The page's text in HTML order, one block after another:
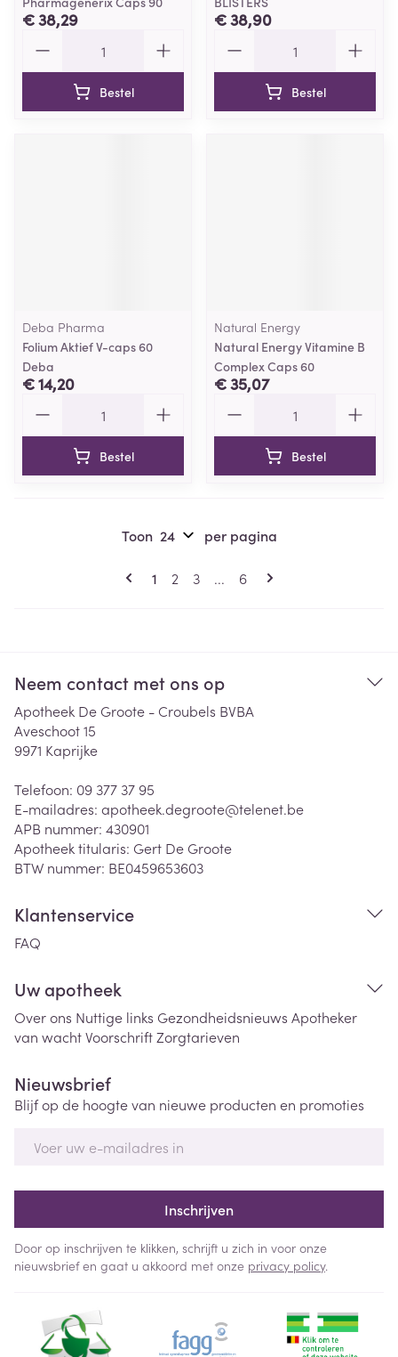
€ 38,29
Bestel
€ 38,90
Bestel
Deba Pharma
Folium Aktief V-caps 60
Deba
€ 14,20
Bestel
Natural Energy
Natural Energy Vitamine B
Complex Caps 60
€ 35,07
Bestel
Pagina's
U lees momenteel pagina
1 Pagina
2 Pagina
3 ... Pagina
6
Toon per pagina
Neem contact met ons op
Apotheek De Groote - Croubels BVBA
Aveschoot 15
9971 Kaprijke
Telefoon: 09 377 37 95
E-mailadres: apotheek.degroote@telenet.be
APB nummer: 430901
Apotheek titularis: Gert De Groote
BTW nummer: BE0459653603
Klantenservice
FAQ
Uw apotheek
Over ons Nuttige links Gezondheidsnieuws Apotheker
van wachtVoorschriftZorgtarieven
Nieuwsbrief
Blijf op de hoogte van nieuwe producten en promoties
Inschrijven
Door op inschrijven te klikken, schrijft u zich in voor onze
nieuwsbrief en gaat u akkoord met onze privacy policy.